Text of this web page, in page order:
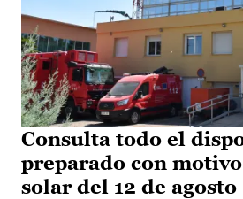
Consulta todo el
preparado con
solar del 12 de agosto